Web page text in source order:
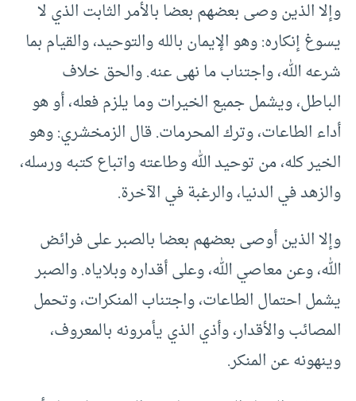
وإلا الذين وصى بعضهم بعضا بالأمر الثابت الذي لا
يسوغ إنكاره: وهو الإيمان بالله والتوحيد، والقيام بما
شرعه الله، واجتناب ما نهى عنه. والحق خلاف
الباطل، ويشمل جميع الخيرات وما يلزم فعله، أو هو
أداء الطاعات، وترك المحرمات. قال الزمخشري: وهو
الخير كله، من توحيد الله وطاعته واتباع كتبه ورسله،
والزهد في الدنيا، والرغبة في الآخرة.
وإلا الذين أوصى بعضهم بعضا بالصبر على فرائض
الله، وعن معاصي الله، وعلى أقداره وبلاياه. والصبر
يشمل احتمال الطاعات، واجتناب المنكرات، وتحمل
المصائب والأقدار، وأذي الذي يأمرونه بالمعروف،
وينهونه عن المنكر.